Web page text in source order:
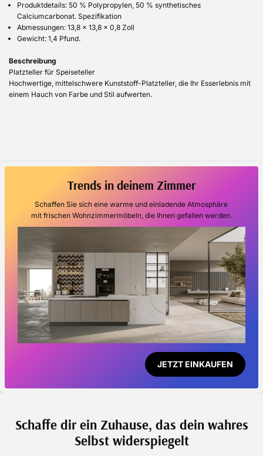
Produktdetails: 50 % Polypropylen, 50 % synthetisches
Calciumcarbonat. Spezifikation
Abmessungen: 13,8 x 13,8 x 0,8 Zoll
Gewicht: 1,4 Pfund.
Beschreibung
Platzteller für Speiseteller
Hochwertige, mittelschwere Kunststoff-Platzteller, die Ihr Esserlebnis mit
einem Hauch von Farbe und Stil aufwerten.
Trends in deinem Zimmer
Schaffen Sie sich eine warme und einladende Atmosphäre
mit frischen Wohnzimmermöbeln, die Ihnen gefallen werden.
JETZT EINKAUFEN
Schaffe dir ein Zuhause, das dein wahres
Selbst widerspiegelt